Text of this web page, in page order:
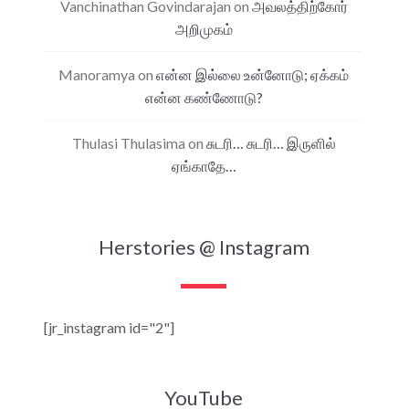
Vanchinathan Govindarajan on அவலத்திற்கோர்
அறிமுகம்
Manoramya on என்ன இல்லை உன்னோடு; ஏக்கம்
என்ன கண்ணோடு?
Thulasi Thulasima on சுடரி… சுடரி… இருளில்
ஏங்காதே…
Herstories @ Instagram
[jr_instagram id="2"]
YouTube